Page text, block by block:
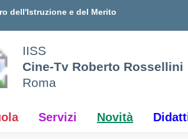
dell'Istruzione e del Merito
IISS
Cine-Tv Roberto Rossellini
Roma
Servizi Novità